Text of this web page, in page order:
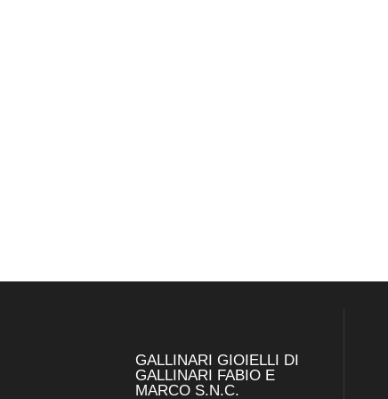
GALLINARI GIOIELLI DI
GALLINARI FABIO E
MARCO S.N.C.